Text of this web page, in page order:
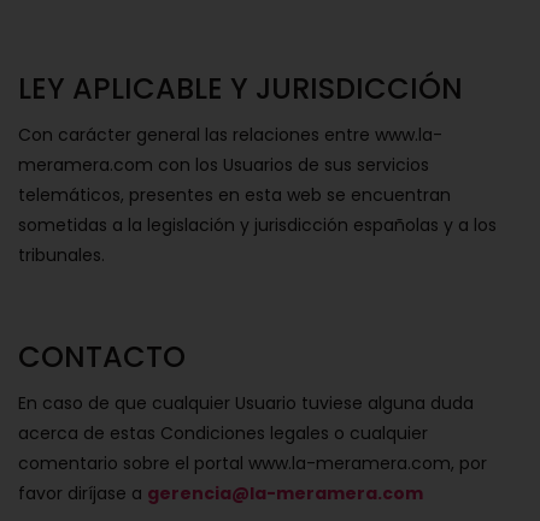
LEY APLICABLE Y JURISDICCIÓN
Con carácter general las relaciones entre www.la-
meramera.com con los Usuarios de sus servicios
telemáticos, presentes en esta web se encuentran
sometidas a la legislación y jurisdicción españolas y a los
tribunales.
CONTACTO
En caso de que cualquier Usuario tuviese alguna duda
acerca de estas Condiciones legales o cualquier
comentario sobre el portal www.la-meramera.com, por
favor diríjase a gerencia@la-meramera.com